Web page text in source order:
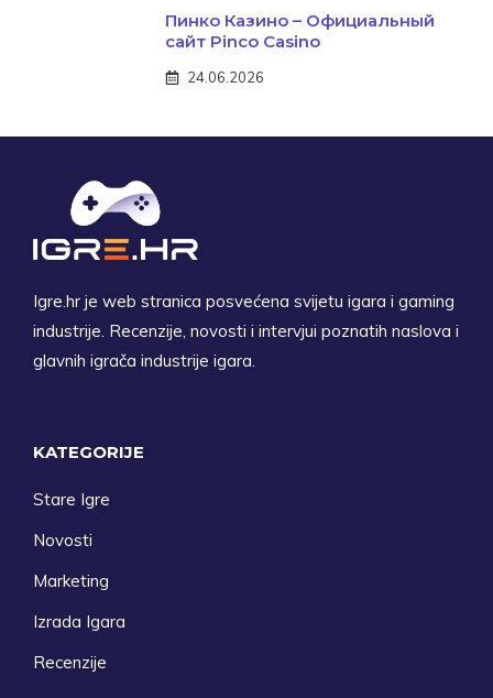
Пинко Казино – Официальный
сайт Pinco Casino
24.06.2026
Igre.hr je web stranica posvećena svijetu igara i gaming
industrije. Recenzije, novosti i intervjui poznatih naslova i
glavnih igrača industrije igara.
KATEGORIJE
Stare Igre
Novosti
Marketing
Izrada Igara
Recenzije